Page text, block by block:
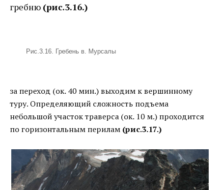
гребню (рис.3.16.)
Рис.3.16. Гребень в. Мурсалы
за переход (ок. 40 мин.) выходим к вершинному
туру. Определяющий сложность подъема
небольшой участок траверса (ок. 10 м.) проходится
по горизонтальным перилам (рис.3.17.)